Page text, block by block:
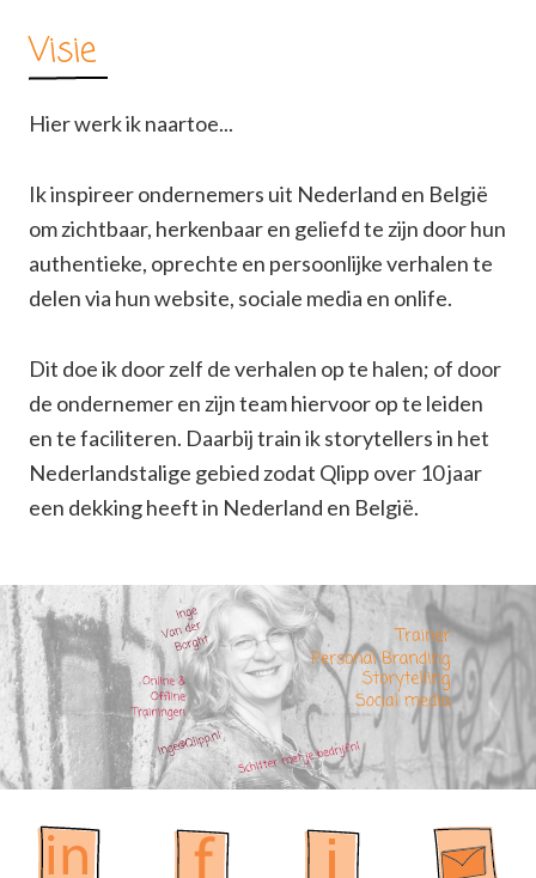
Visie
Hier werk ik naartoe...
Ik inspireer ondernemers uit Nederland en België
om zichtbaar, herkenbaar en geliefd te zijn door hun
authentieke, oprechte en persoonlijke verhalen te
delen via hun website, sociale media en onlife.
Dit doe ik door zelf de verhalen op te halen; of door
de ondernemer en zijn team hiervoor op te leiden
en te faciliteren. Daarbij train ik storytellers in het
Nederlandstalige gebied zodat Qlipp over 10 jaar
een dekking heeft in Nederland en België.